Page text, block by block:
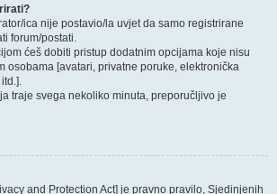
ica nije postavio/la uvjet da samo registrirane
forum/postati.
ćeš dobiti pristup dodatnim opcijama koje nisu
osobama [avatari, privatne poruke, elektronička
traje svega nekoliko minuta, preporučljivo je
and Protection Act] je pravno pravilo, Sjedinjenih